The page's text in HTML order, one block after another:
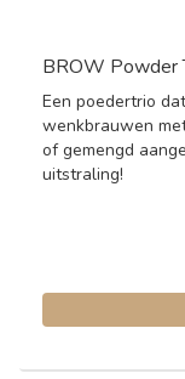
BROW Powder
Een poedertrio
wenkbrauwen
of gemengd
uitstraling!